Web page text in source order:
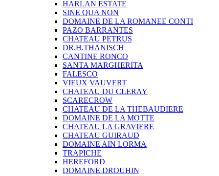
HARLAN ESTATE
SINE QUA NON
DOMAINE DE LA ROMANEE CONTI
PAZO BARRANTES
CHATEAU PETRUS
DR.H.THANISCH
CANTINE RONCO
SANTA MARGHERITA
FALESCO
VIEUX VAUVERT
CHATEAU DU CLERAY
SCARECROW
CHATEAU DE LA THEBAUDIERE
DOMAINE DE LA MOTTE
CHATEAU LA GRAVIERE
CHATEAU GUIRAUD
DOMAINE AIN LORMA
TRAPICHE
HEREFORD
DOMAINE DROUHIN